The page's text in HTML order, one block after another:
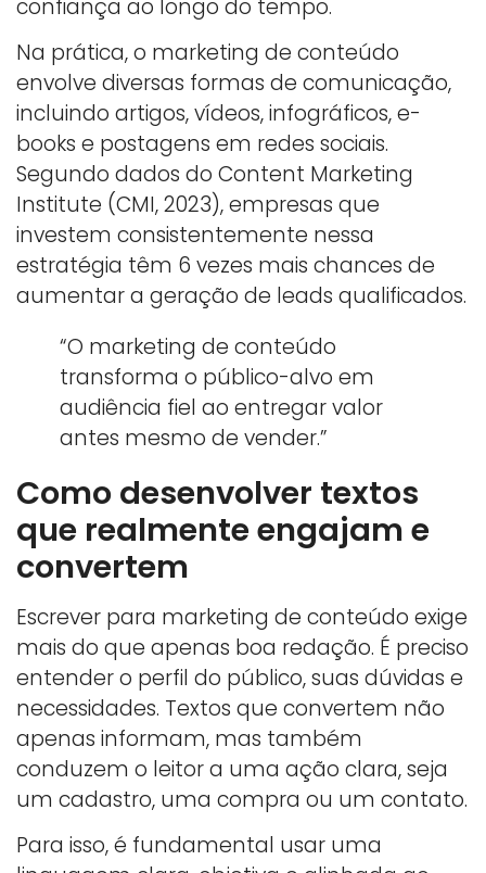
confiança ao longo do tempo.
Na prática, o marketing de conteúdo
envolve diversas formas de comunicação,
incluindo artigos, vídeos, infográficos, e-
books e postagens em redes sociais.
Segundo dados do Content Marketing
Institute (CMI, 2023), empresas que
investem consistentemente nessa
estratégia têm 6 vezes mais chances de
aumentar a geração de leads qualificados.
“O marketing de conteúdo
transforma o público-alvo em
audiência fiel ao entregar valor
antes mesmo de vender.”
Como desenvolver textos
que realmente engajam e
convertem
Escrever para marketing de conteúdo exige
mais do que apenas boa redação. É preciso
entender o perfil do público, suas dúvidas e
necessidades. Textos que convertem não
apenas informam, mas também
conduzem o leitor a uma ação clara, seja
um cadastro, uma compra ou um contato.
Para isso, é fundamental usar uma